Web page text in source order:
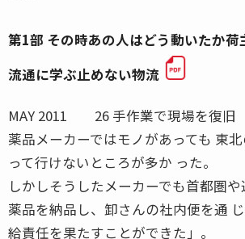
第1部 その時あの人はどう動いたか
流通に学ぶ止めない物流
MAY 2011 26 手作業で現場を復
薬品メーカーではモノがあっても 東
って行けないところが多か った。
しかしそうしたメーカーでも首都圏
薬品を納品し、卸さんの社内便を通
給責任を果たすことができた」。